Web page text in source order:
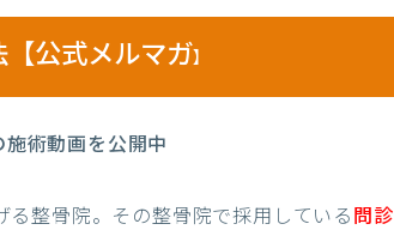
公式メルマガ】
施術動画を公開中
る整骨院。その整骨院で採用している問